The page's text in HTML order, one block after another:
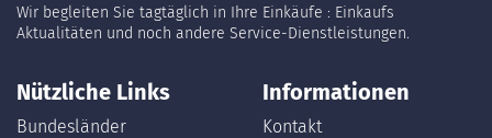
Wir begleiten Sie tagtäglich in Ihre Einkäufe : Einkaufs
Aktualitäten und noch andere Service-Dienstleistungen.
Nützliche Links
Bundesländer
Informationen
Kontakt